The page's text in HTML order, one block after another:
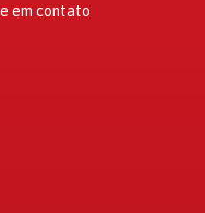
em contato